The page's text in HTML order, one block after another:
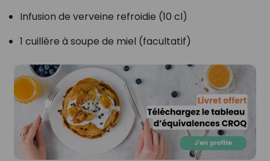
Infusion de verveine refroidie (10 cl)
1 cuillère à soupe de miel (facultatif)